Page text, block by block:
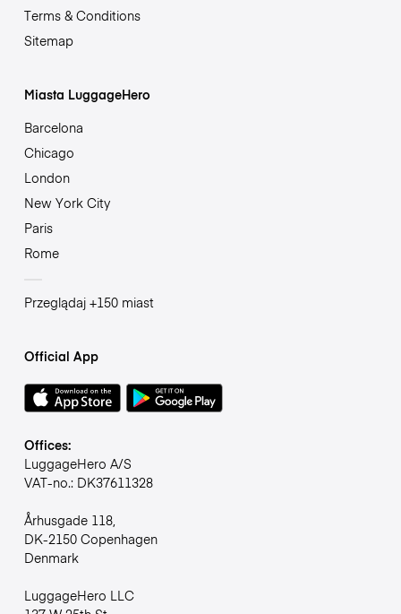
Terms & Conditions
Sitemap
Miasta LuggageHero
Barcelona
Chicago
London
New York City
Paris
Rome
Przeglądaj +150 miast
Official App
Offices:
LuggageHero A/S
VAT-no.: DK37611328
Århusgade 118,
DK-2150 Copenhagen
Denmark
LuggageHero LLC